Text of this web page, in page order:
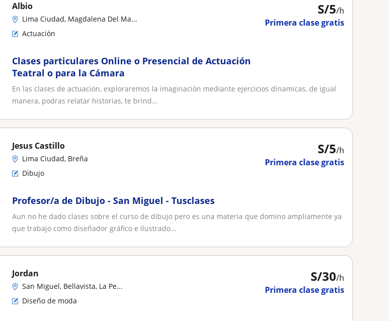
S/5/h
Primera clase gratis
Albio
Lima Ciudad, Magdalena Del Ma...
Actuación
Clases particulares Online o Presencial de Actuación
Teatral o para la Cámara
En las clases de actuación, exploraremos la imaginación mediante ejercicios dinamicas, de igual
manera, podras relatar historias, te brind...
S/5/h
Primera clase gratis
Jesus Castillo
Lima Ciudad, Breña
Dibujo
Profesor/a de Dibujo - San Miguel - Tusclases
Aun no he dado clases sobre el curso de dibujo pero es una materia que domino ampliamente ya
que trabajo como diseñador gráfico e ilustrado...
S/30/h
Primera clase gratis
Jordan
San Miguel, Bellavista, La Pe...
Diseño de moda